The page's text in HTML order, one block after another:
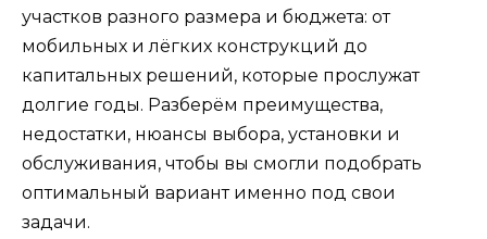
участков разного размера и бюджета: от
мобильных и лёгких конструкций до
капитальных решений, которые прослужат
долгие годы. Разберём преимущества,
недостатки, нюансы выбора, установки и
обслуживания, чтобы вы смогли подобрать
оптимальный вариант именно под свои
задачи.